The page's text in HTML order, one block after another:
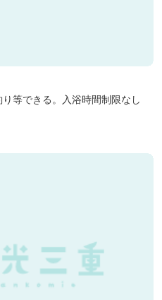
等できる。入浴時間制限なし